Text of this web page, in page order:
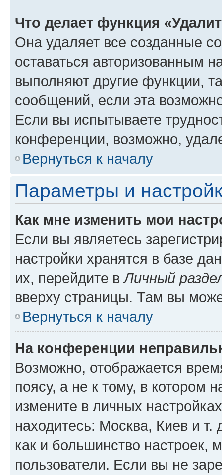
Что делает функция
Она удаляет все созданные
оставаться авторизованным
выполняют другие функции,
сообщений, если эта
Если вы испытываете
конференции, возможно,
Вернуться к началу
Параметры и
Как мне изменить мои
Если вы являетесь
настройки хранятся в базе
их, перейдите вЛичный
вверху страницы. Там вы
Вернуться к началу
На конференции
Возможно, отображается
поясу, а не к тому, в котором
измените в личных
находитесь: Москва, Киев и т.
как и большинство настроек,
пользователи. Если вы не